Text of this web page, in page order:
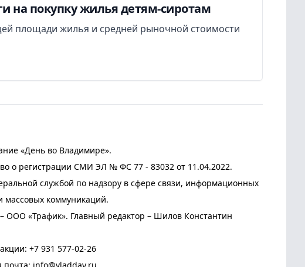
на покупку жилья детям-сиротам
площади жилья и средней рыночной стоимости
«День во Владимире».
о регистрации СМИ ЭЛ № ФС 77 - 83032 от 11.04.2022.
службой по надзору в сфере связи, информационных
массовых коммуникаций.
ООО «Трафик». Главный редактор – Шилов Константин
+7 931 577-02-26